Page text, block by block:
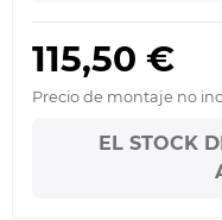
115,50 €
Precio de montaje no
EL STOCK